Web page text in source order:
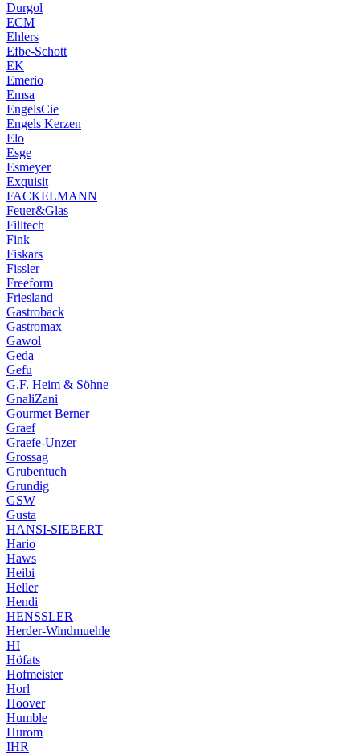
Durgol
ECM
Ehlers
Efbe-Schott
EK
Emerio
Emsa
EngelsCie
Engels Kerzen
Elo
Esge
Esmeyer
Exquisit
FACKELMANN
Feuer&Glas
Filltech
Fink
Fiskars
Fissler
Freeform
Friesland
Gastroback
Gastromax
Gawol
Geda
Gefu
G.F. Heim & Söhne
GnaliZani
Gourmet Berner
Graef
Graefe-Unzer
Grossag
Grubentuch
Grundig
GSW
Gusta
HANSI-SIEBERT
Hario
Haws
Heibi
Heller
Hendi
HENSSLER
Herder-Windmuehle
HI
Höfats
Hofmeister
Horl
Hoover
Humble
Hurom
IHR